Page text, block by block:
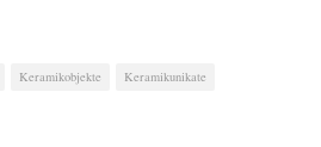
Keramikobjekte
Keramikunikate